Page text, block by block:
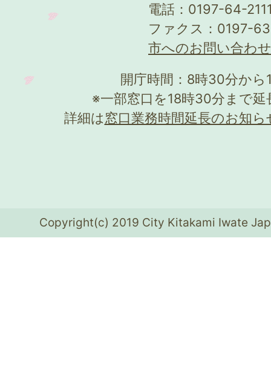
電話：0197-64-
ファクス：0197-
市へのお問い合わ
開庁時間：8時30分か
※一部窓口を18時30分まで
詳細は窓口業務時間延長のお知ら
Copyright(c) 2019 City Kitakami Iwate